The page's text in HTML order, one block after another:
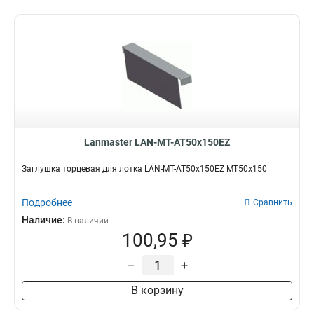
Lanmaster LAN-MT-AT50x150EZ
Заглушка торцевая для лотка LAN-MT-AT50x150EZ MT50x150
Подробнее Сравнить
Наличие: В наличии
100,95 ₽
– +
В корзину